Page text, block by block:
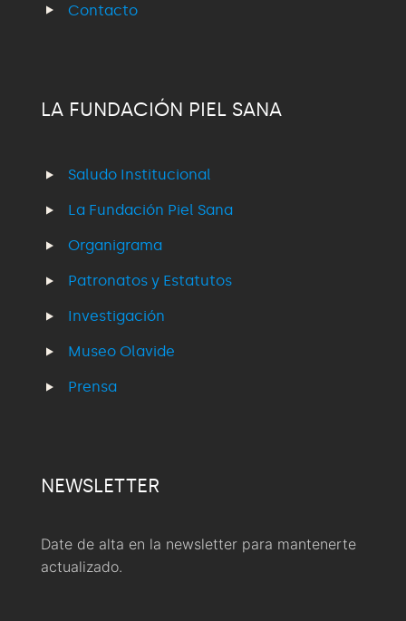
Contacto
LA FUNDACIÓN PIEL SANA
Saludo Institucional
La Fundación Piel Sana
Organigrama
Patronatos y Estatutos
Investigación
Museo Olavide
Prensa
NEWSLETTER
Date de alta en la newsletter para mantenerte
actualizado.